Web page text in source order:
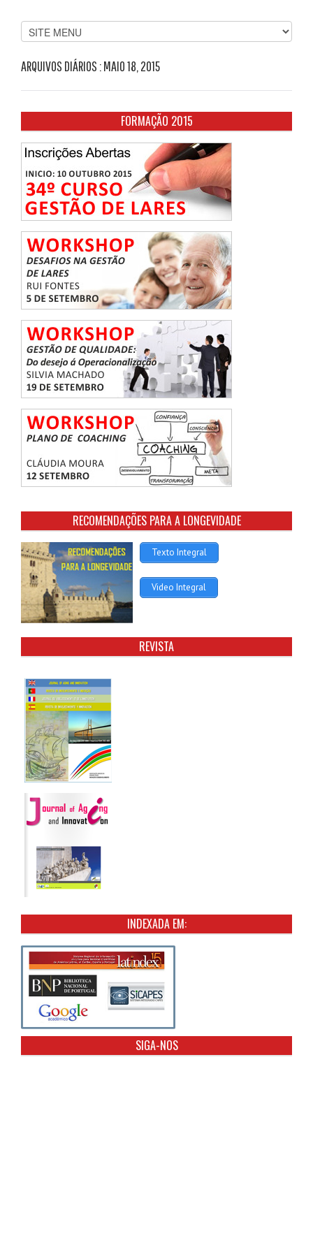
ARQUIVOS DIÁRIOS :MAIO 18, 2015
FORMAÇÃO 2015
RECOMENDAÇÕES PARA A LONGEVIDADE
Texto Integral
Video Integral
REVISTA
INDEXADA EM:
SIGA-NOS